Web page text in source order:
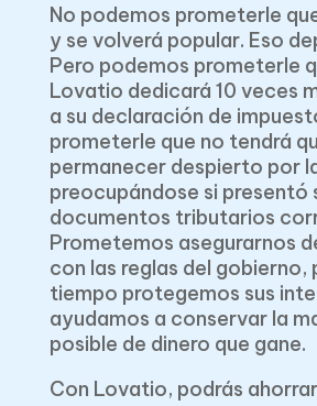
No podemos prometerle
y se volverá popular. Eso
Pero podemos prometerle
Lovatio dedicará 10 veces
a su declaración de
prometerle que no tendrá
permanecer despierto por
preocupándose si presentó
documentos tributarios
Prometemos asegurarnos
con las reglas del gobierno,
tiempo protegemos sus
ayudamos a conservar la
posible de dinero que gane.
Con Lovatio, podrás